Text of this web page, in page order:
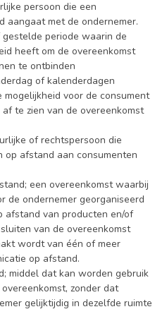
persoon die een
aangaat met de ondernemer.
periode waarin de
heeft om de overeenkomst
te ontbinden
of kalenderdagen
voor de consument
te zien van de overeenkomst
of rechtspersoon die
op afstand aan consumenten
een overeenkomst waarbij
de ondernemer georganiseerd
afstand van producten en/of
van de overeenkomst
wordt van één of meer
op afstand.
middel dat kan worden gebruik
zonder dat
gelijktijdig in dezelfde ruimte